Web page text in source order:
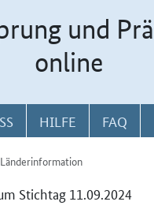
und
online
HILFE FAQ
Länderinformation
Stichtag 11.09.2024